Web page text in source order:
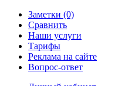
Заметки (0)
Сравнить
Наши услуги
Тарифы
Реклама на сайте
Вопрос-ответ